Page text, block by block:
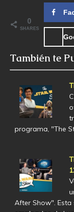
0
SHARES
También te
programa, "The
After Show". Esta